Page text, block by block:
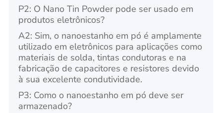
P2: O Nano Tin Powder pode ser usado em
produtos eletrônicos?
A2: Sim, o nanoestanho em pó é amplamente
utilizado em eletrônicos para aplicações como
materiais de solda, tintas condutoras e na
fabricação de capacitores e resistores devido
à sua excelente condutividade.
P3: Como o nanoestanho em pó deve ser
armazenado?